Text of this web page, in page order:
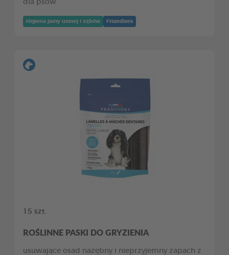
dla psów
Higiena jamy ustnej i zębów Friandises
15 szt.
ROŚLINNE PASKI DO GRYZIENIA
usuwające osad nazębny i nieprzyjemny zapach z